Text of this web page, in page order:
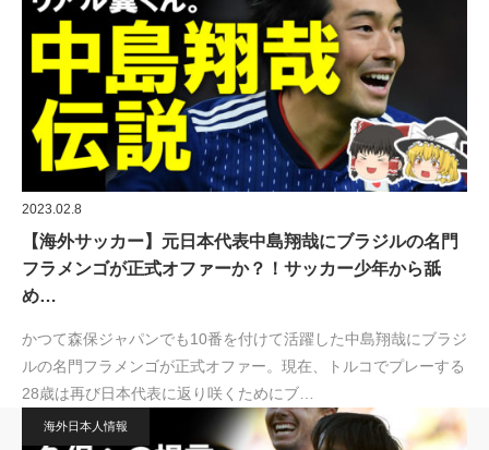
2023.02.8
【海外サッカー】元日本代表中島翔哉にブラジルの名門
フラメンゴが正式オファーか？！サッカー少年から舐
め…
かつて森保ジャパンでも10番を付けて活躍した中島翔哉にブラジ
ルの名門フラメンゴが正式オファー。現在、トルコでプレーする
28歳は再び日本代表に返り咲くためにブ…
海外日本人情報